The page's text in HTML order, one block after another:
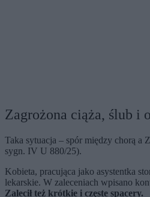
Zagrożona ciąża, ślub i
Taka sytuacja – spór między chorą a
sygn. IV U 880/25).
Kobieta, pracująca jako asystentka
lekarskie. W zaleceniach wpisano
Zalecił też krótkie i częste spacery.